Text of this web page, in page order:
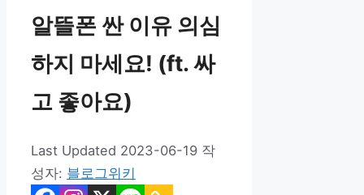
알뜰폰 싼 이유 의심
하지 마세요! (ft. 싸
고 좋아요)
2023-06-19 작
성자: 블로그위키